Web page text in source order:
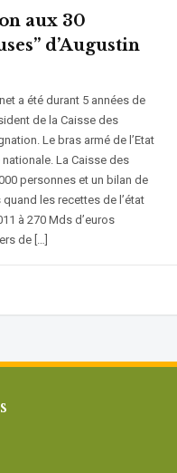
aux 30
d’Augustin
a été durant 5 années de
de la Caisse des
Le bras armé de l’Etat
La Caisse des
personnes et un bilan de
quand les recettes de l’état
à 270 Mds d’euros
de […]